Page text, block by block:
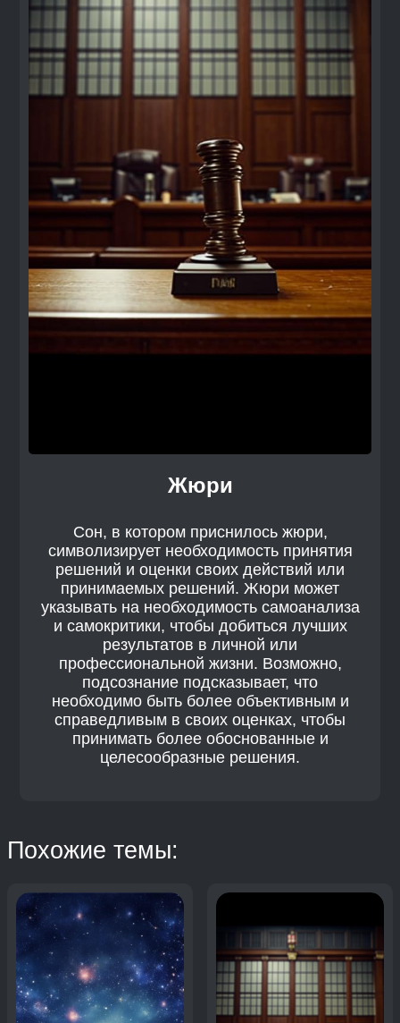
Жюри
Сон, в котором приснилось жюри,
символизирует необходимость принятия
решений и оценки своих действий или
принимаемых решений. Жюри может
указывать на необходимость самоанализа
и самокритики, чтобы добиться лучших
результатов в личной или
профессиональной жизни. Возможно,
подсознание подсказывает, что
необходимо быть более объективным и
справедливым в своих оценках, чтобы
принимать более обоснованные и
целесообразные решения.
Похожие темы: